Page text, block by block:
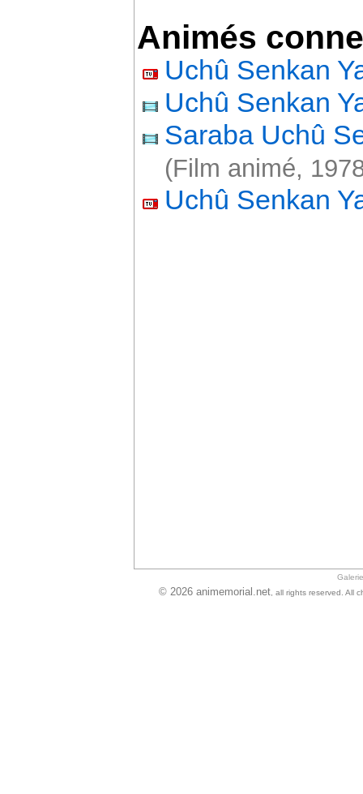
Animés
Uchû Senkan
Uchû Senkan
Saraba Uchû
(Film animé,
Uchû Senkan
Galerie
© 2026 animemorial.net , all rights reserved. All